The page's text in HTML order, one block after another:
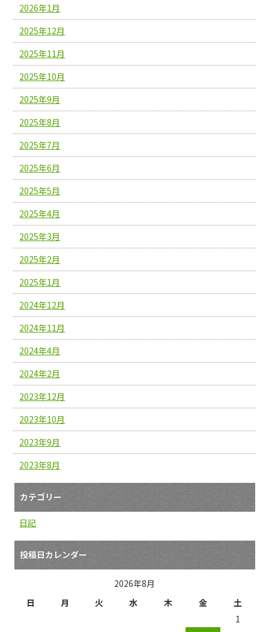
2026年1月
2025年12月
2025年11月
2025年10月
2025年9月
2025年8月
2025年7月
2025年6月
2025年5月
2025年4月
2025年3月
2025年2月
2025年1月
2024年12月
2024年11月
2024年4月
2024年2月
2023年12月
2023年10月
2023年9月
2023年8月
カテゴリー
日記
投稿日カレンダー
2026年8月
日
月 火 水 木 金
土
1